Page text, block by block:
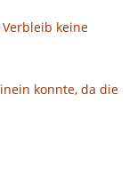
keine
konnte, da die